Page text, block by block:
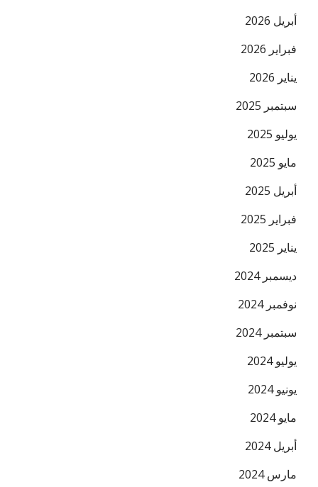
أبريل 2026
فبراير 2026
يناير 2026
سبتمبر 2025
يوليو 2025
مايو 2025
أبريل 2025
فبراير 2025
يناير 2025
ديسمبر 2024
نوفمبر 2024
سبتمبر 2024
يوليو 2024
يونيو 2024
مايو 2024
أبريل 2024
مارس 2024